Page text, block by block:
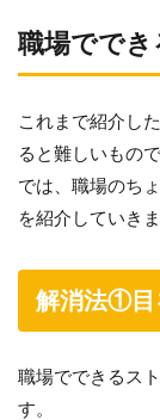
職場ででき
これまで紹介し
ると難しいもので
では、職場のち
を紹介していきま
解消法①目
職場でできるス
す。